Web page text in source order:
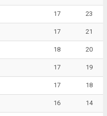
17 23
17 21
18 20
17 19
17 18
16 14